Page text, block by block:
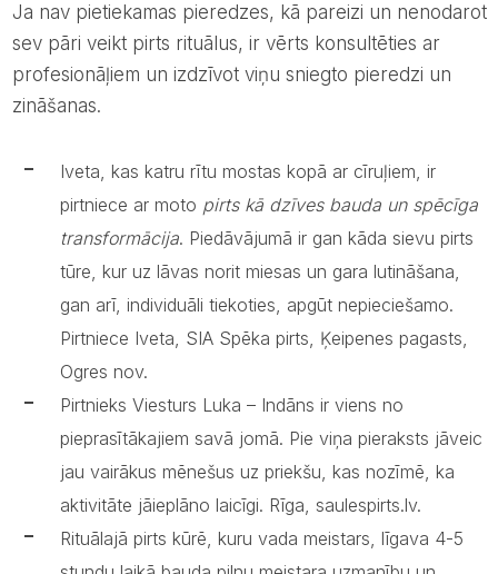
Ja nav pietiekamas pieredzes, kā pareizi un nenodarot
sev pāri veikt pirts rituālus, ir vērts konsultēties ar
profesionāļiem un izdzīvot viņu sniegto pieredzi un
zināšanas.
Iveta, kas katru rītu mostas kopā ar cīruļiem, ir
pirtniece ar moto pirts kā dzīves bauda un spēcīga
transformācija. Piedāvājumā ir gan kāda sievu pirts
tūre, kur uz lāvas norit miesas un gara lutināšana,
gan arī, individuāli tiekoties, apgūt nepieciešamo.
Pirtniece Iveta, SIA Spēka pirts, Ķeipenes pagasts,
Ogres nov.
Pirtnieks Viesturs Luka – Indāns ir viens no
pieprasītākajiem savā jomā. Pie viņa pieraksts jāveic
jau vairākus mēnešus uz priekšu, kas nozīmē, ka
aktivitāte jāieplāno laicīgi. Rīga, saulespirts.lv.
Rituālajā pirts kūrē, kuru vada meistars, līgava 4-5